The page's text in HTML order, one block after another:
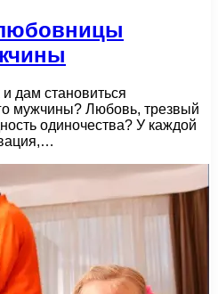
дам становиться
мужчины? Любовь, трезвый
одиночества? У каждой